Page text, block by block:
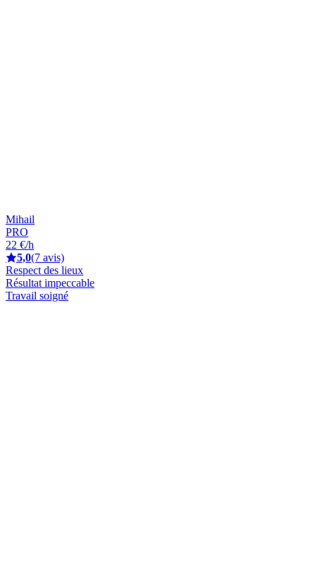
Mihail
PRO
22 €/h
5,0(7 avis)
Respect des lieux
Résultat impeccable
Travail soigné